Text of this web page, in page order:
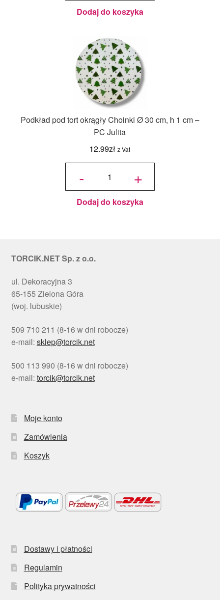
Dodaj do koszyka
Podkład pod tort okrągły Choinki Ø 30 cm, h 1 cm –
PC Julita
12.99zł z Vat
-
ilość
okrągły
Choinki
Ø 30
cm, h 1
cm - PC
+
Dodaj do koszyka
TORCIK.NET Sp. z o.o.
ul. Dekoracyjna 3
65-155 Zielona Góra
(woj. lubuskie)
509 710 211 (8-16 w dni robocze)
e-mail: sklep@torcik.net
500 113 990 (8-16 w dni robocze)
e-mail: torcik@torcik.net
Moje konto
Zamówienia
Koszyk
Dostawy i płatności
Regulamin
Polityka prywatności